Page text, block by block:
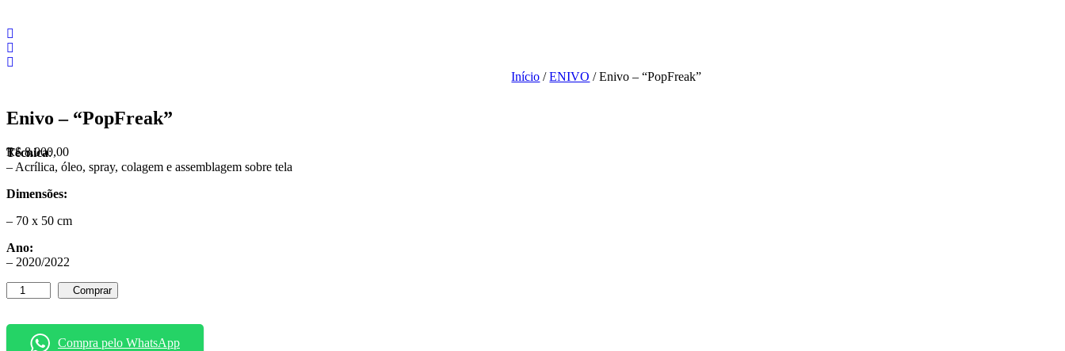
Início /ENIVO / Enivo – “PopFreak”
Enivo – “PopFreak”
R$8.000,00
Técnica:
– Acrílica, óleo, spray, colagem e assemblagem sobre tela
Dimensões:
– 70 x 50 cm
Ano:
– 2020/2022
Enivo
–
quantidade
Comprar
Compra pelo WhatsApp